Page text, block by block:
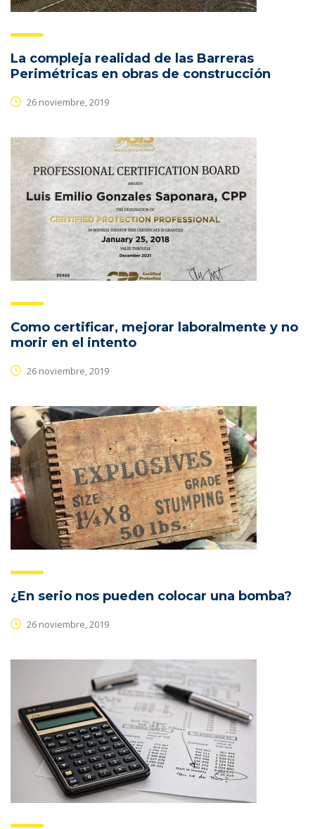
La compleja realidad de las Barreras
Perimétricas en obras de construcción
26 noviembre, 2019
Como certificar, mejorar laboralmente y no
morir en el intento
26 noviembre, 2019
¿En serio nos pueden colocar una bomba?
26 noviembre, 2019